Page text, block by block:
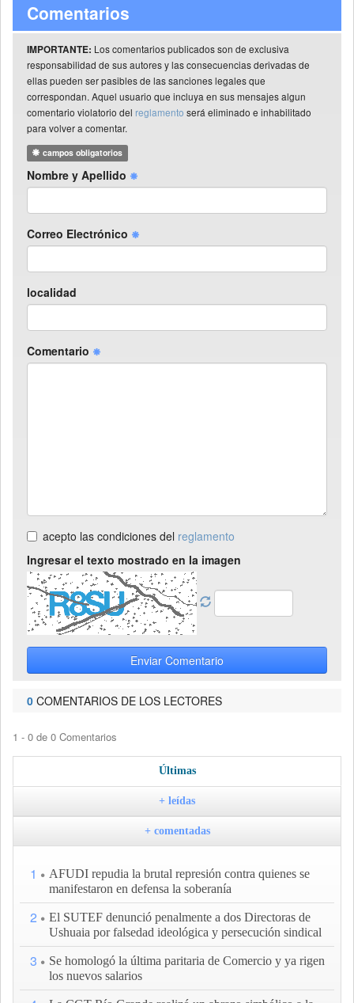
Comentarios
IMPORTANTE: Los comentarios publicados son de exclusiva
responsabilidad de sus autores y las consecuencias derivadas de
ellas pueden ser pasibles de las sanciones legales que
correspondan. Aquel usuario que incluya en sus mensajes algun
comentario violatorio del reglamento será eliminado e inhabilitado
para volver a comentar.
campos obligatorios
Nombre y Apellido
Correo Electrónico
localidad
Comentario
acepto las condiciones del reglamento
Ingresar el texto mostrado en la imagen
Enviar Comentario
0 COMENTARIOS DE LOS LECTORES
1 - 0 de 0 Comentarios
Últimas
+ leídas
+ comentadas
1
AFUDI repudia la brutal represión contra quienes se
manifestaron en defensa la soberanía
2
El SUTEF denunció penalmente a dos Directoras de
Ushuaia por falsedad ideológica y persecución sindical
3
Se homologó la última paritaria de Comercio y ya rigen
los nuevos salarios